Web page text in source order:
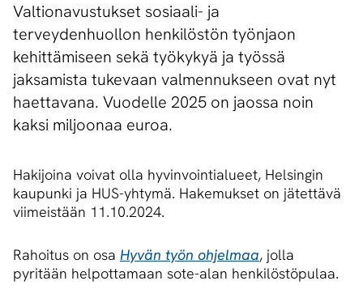
Valtionavustukset sosiaali- ja
terveydenhuollon henkilöstön työnjaon
kehittämiseen sekä työkykyä ja työssä
jaksamista tukevaan valmennukseen ovat nyt
haettavana. Vuodelle 2025 on jaossa noin
kaksi miljoonaa euroa.
Hakijoina voivat olla hyvinvointialueet, Helsingin
kaupunki ja HUS-yhtymä. Hakemukset on jätettävä
viimeistään 11.10.2024.
Rahoitus on osa Hyvän työn ohjelmaa, jolla
pyritään helpottamaan sote-alan henkilöstöpulaa.